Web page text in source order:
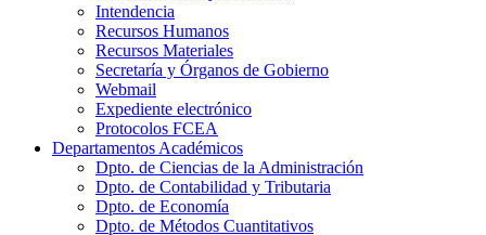
Intendencia
Recursos Humanos
Recursos Materiales
Secretaría y Órganos de Gobierno
Webmail
Expediente electrónico
Protocolos FCEA
Departamentos Académicos
Dpto. de Ciencias de la Administración
Dpto. de Contabilidad y Tributaria
Dpto. de Economía
Dpto. de Métodos Cuantitativos